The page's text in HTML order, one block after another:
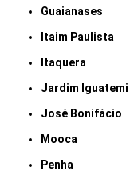
Guaianases
Itaim Paulista
Itaquera
Jardim Iguatemi
José Bonifácio
Mooca
Penha